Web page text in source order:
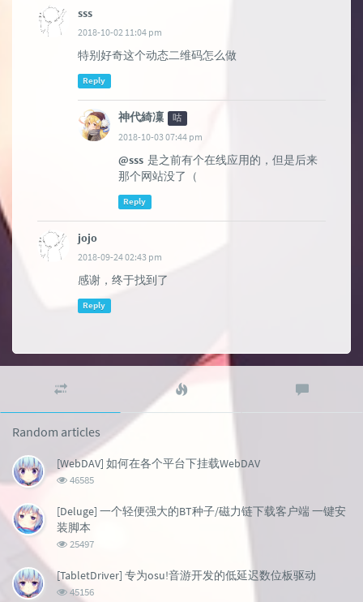
sss
2018-10-02 11:04 pm
特别好奇这个动态二维码怎么做
Reply
神代綺凜 咕
2018-10-03 07:44 pm
@sss 是之前有个在线应用的，但是后来
那个网站没了（
Reply
jojo
2018-09-24 02:43 pm
感谢，终于找到了
Reply
Random articles
[WebDAV] 如何在各个平台下挂载WebDAV
浏
次
数:
46585
[Deluge] 一个轻便强大的BT种子/磁力链下载客户端 一键安
装脚本
浏
次
数:
25497
[TabletDriver] 专为osu!音游开发的低延迟数位板驱动
浏
45156